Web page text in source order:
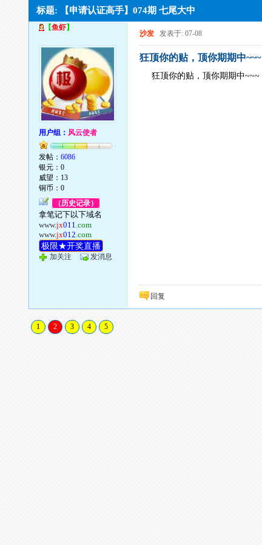
标题: 【申请认证高手】074期 七尾大中
【鱼虾】
用户组： 风云使者
发帖：6086
银元：0
威望：13
铜币：0
（历史记录）
拿笔记下以下域名
www.jx011.com
www.jx012.com
极限★开奖直播
加关注 发消息
沙发 发表于: 07-08
狂顶你的贴，顶你期期中~~~
狂顶你的贴，顶你期期中~~~
回复
1 2 3 4 5